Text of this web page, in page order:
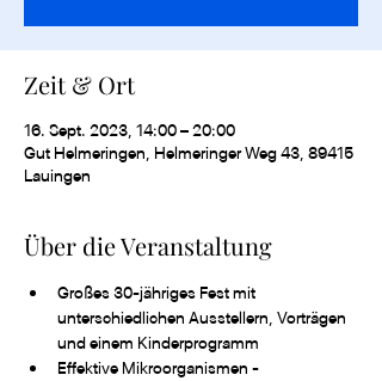
Zeit & Ort
16. Sept. 2023, 14:00 – 20:00
Gut Helmeringen, Helmeringer Weg 43, 89415
Lauingen
Über die Veranstaltung
Großes 30-jähriges Fest mit
unterschiedlichen Ausstellern, Vorträgen
und einem Kinderprogramm
Effektive Mikroorganismen -